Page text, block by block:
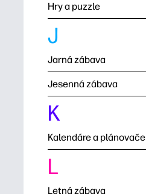
Hry a puzzle
J
Jarná zábava
Jesenná zábava
K
Kalendáre a plánovače
L
Letná zábava